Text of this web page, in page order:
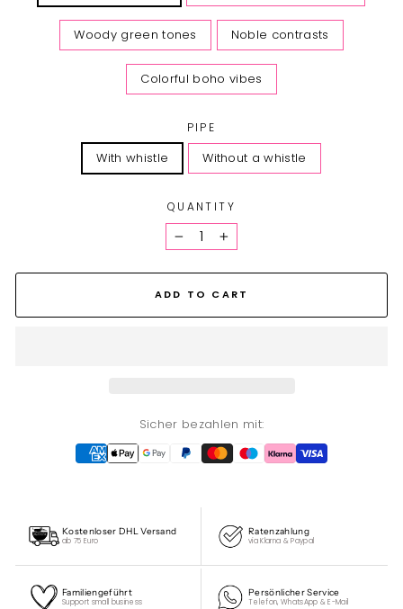
Woody green tones Noble contrasts
Colorful boho vibes
PIPE
With whistle Without a whistle
QUANTITY
− +
ADD TO CART
Sicher bezahlen mit:
Kostenloser DHL Versand
ab 75 Euro
Ratenzahlung
via Klarna & Paypal
Familiengeführt
Support small business
Persönlicher Service
Telefon, WhatsApp & E-Mail